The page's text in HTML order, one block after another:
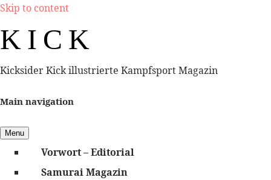
Skip to content
K I C K
Kicksider Kick illustrierte Kampfsport Magazin
Main navigation
Menu
Vorwort – Editorial
Samurai Magazin